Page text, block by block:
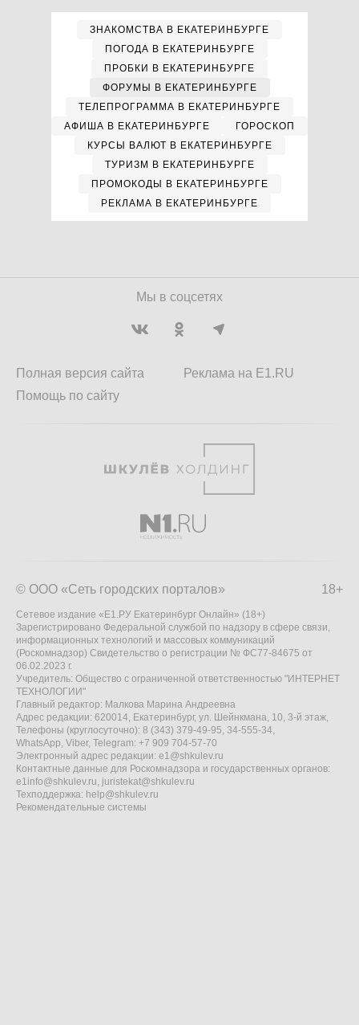
ЗНАКОМСТВА В ЕКАТЕРИНБУРГЕ
ПОГОДА В ЕКАТЕРИНБУРГЕ
ПРОБКИ В ЕКАТЕРИНБУРГЕ
ФОРУМЫ В ЕКАТЕРИНБУРГЕ
ТЕЛЕПРОГРАММА В ЕКАТЕРИНБУРГЕ
АФИША В ЕКАТЕРИНБУРГЕ
ГОРОСКОП
КУРСЫ ВАЛЮТ В ЕКАТЕРИНБУРГЕ
ТУРИЗМ В ЕКАТЕРИНБУРГЕ
ПРОМОКОДЫ В ЕКАТЕРИНБУРГЕ
РЕКЛАМА В ЕКАТЕРИНБУРГЕ
Мы в соцсетях
Полная версия сайта
Помощь по сайту
Реклама на E1.RU
18+
© ООО «Сеть городских порталов»
Сетевое издание «Е1.РУ Екатеринбург Онлайн» (18+)
Зарегистрировано Федеральной службой по надзору в сфере связи,
информационных технологий и массовых коммуникаций
(Роскомнадзор) Свидетельство о регистрации № ФС77-84675 от
06.02.2023 г.
Учредитель: Общество с ограниченной ответственностью "ИНТЕРНЕТ
ТЕХНОЛОГИИ"
Главный редактор: Малкова Марина Андреевна
Адрес редакции: 620014, Екатеринбург, ул. Шейнкмана, 10, 3-й этаж,
Телефоны (круглосуточно): 8 (343) 379-49-95, 34-555-34,
WhatsApp, Viber, Telegram: +7 909 704-57-70
Электронный адрес редакции: e1@shkulev.ru
Контактные данные для Роскомнадзора и государственных органов:
e1info@shkulev.ru, juristekat@shkulev.ru
Техподдержка: help@shkulev.ru
Рекомендательные системы